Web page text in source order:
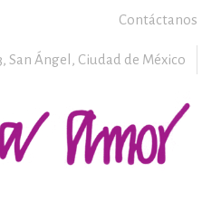
Contáctanos
San Ángel, Ciudad de México